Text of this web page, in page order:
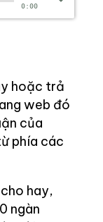
0:00
hoặc trả
web đó
của
phía các
hay,
ngàn